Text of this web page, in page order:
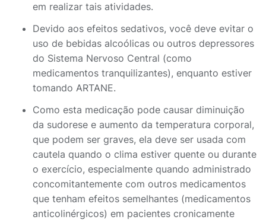
em realizar tais atividades.
Devido aos efeitos sedativos, você deve evitar o
uso de bebidas alcoólicas ou outros depressores
do Sistema Nervoso Central (como
medicamentos tranquilizantes), enquanto estiver
tomando ARTANE.
Como esta medicação pode causar diminuição
da sudorese e aumento da temperatura corporal,
que podem ser graves, ela deve ser usada com
cautela quando o clima estiver quente ou durante
o exercício, especialmente quando administrado
concomitantemente com outros medicamentos
que tenham efeitos semelhantes (medicamentos
anticolinérgicos) em pacientes cronicamente